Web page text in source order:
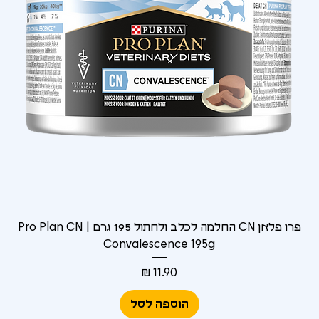
פרו פלאן CN החלמה לכלב ולחתול 195 גרם | Pro Plan CN
Convalescence 195g
מחיר‏11.90 ‏₪
הוספה לסל